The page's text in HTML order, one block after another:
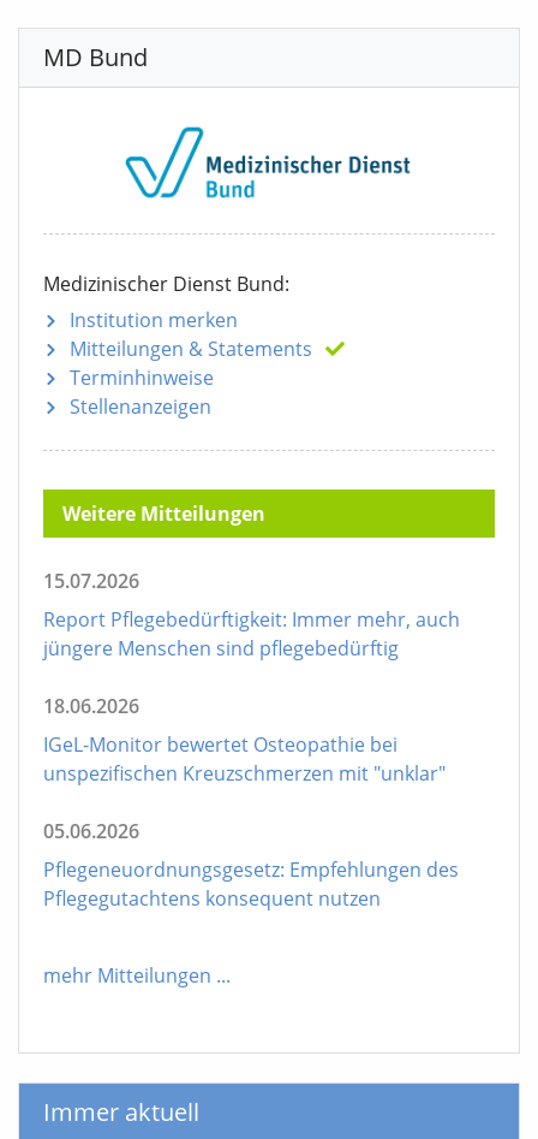
MD Bund
Medizinischer Dienst Bund:
Institution merken
Mitteilungen & Statements
Terminhinweise
Stellenanzeigen
Weitere Mitteilungen
15.07.2026
Report Pflegebedürftigkeit: Immer mehr, auch
jüngere Menschen sind pflegebedürftig
18.06.2026
IGeL-Monitor bewertet Osteopathie bei
unspezifischen Kreuzschmerzen mit "unklar"
05.06.2026
Pflegeneuordnungsgesetz: Empfehlungen des
Pflegegutachtens konsequent nutzen
mehr Mitteilungen ...
Immer aktuell